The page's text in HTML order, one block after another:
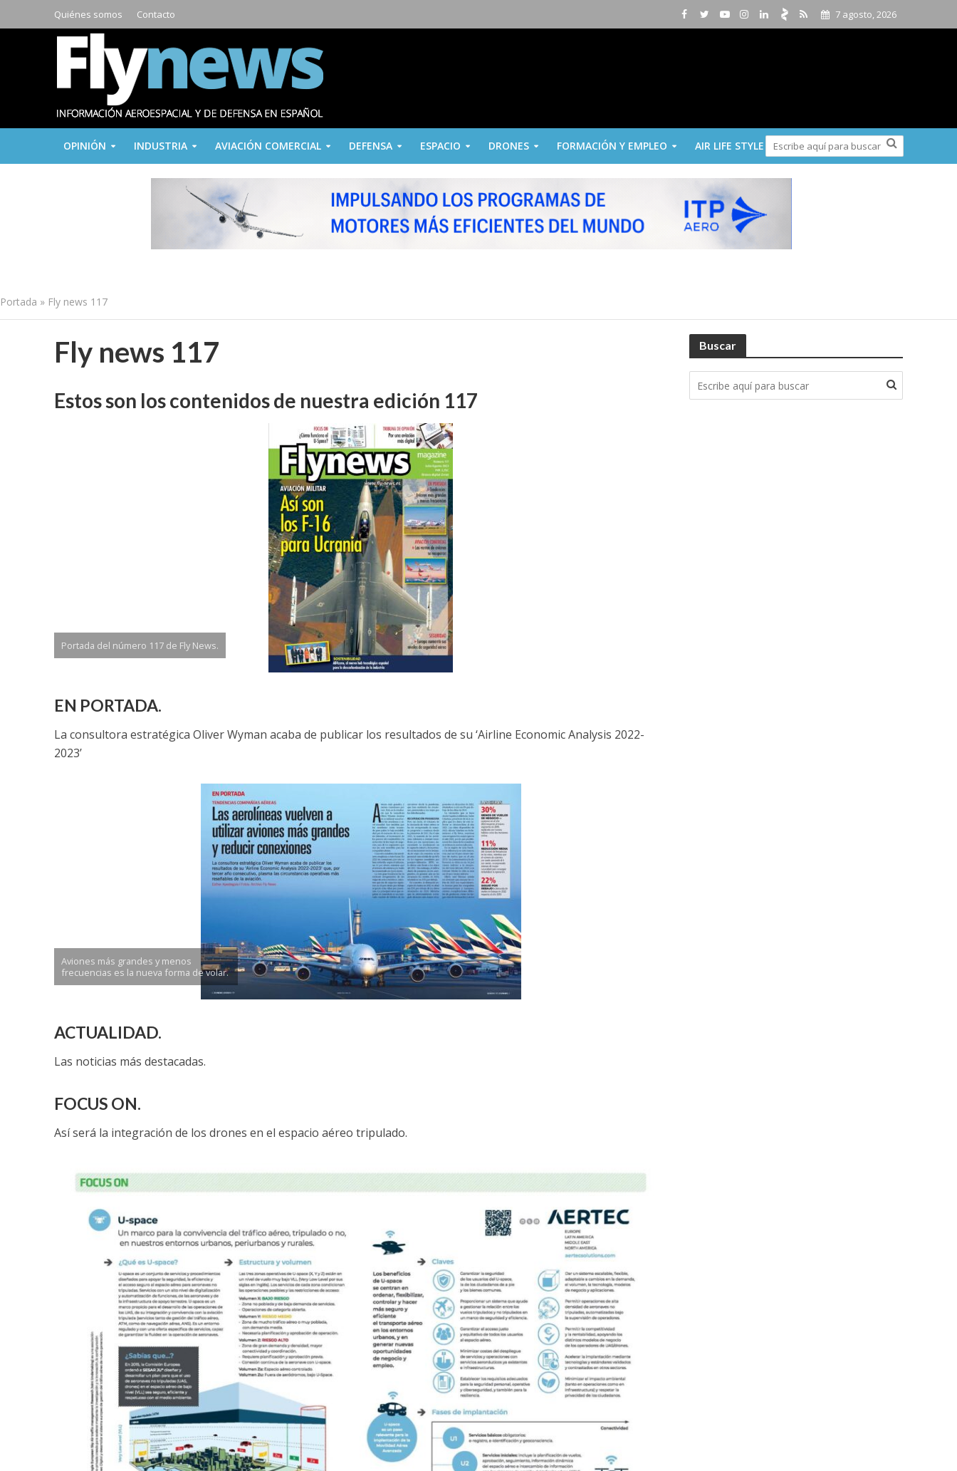
Quiénes somos Contacto 7 agosto, 2026
OPINIÓN INDUSTRIA AVIACIÓN COMERCIAL DEFENSA ESPACIO DRONES FORMACIÓN Y EMPLEO AIR LIFE STYLE
Portada » Fly news 117
Fly news 117
Estos son los contenidos de nuestra edición 117
Portada del número 117 de Fly News.
EN PORTADA.
La consultora estratégica Oliver Wyman acaba de publicar los resultados de su ‘Airline Economic Analysis 2022-
2023’
Aviones más grandes y menos
frecuencias es la nueva forma de volar.
ACTUALIDAD.
Las noticias más destacadas.
FOCUS ON.
Así será la integración de los drones en el espacio aéreo tripulado.
Buscar